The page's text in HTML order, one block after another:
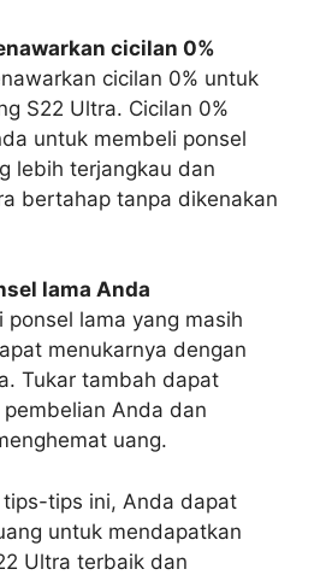
cicilan 0%
cicilan 0% untuk
S22 Ultra. Cicilan 0%
untuk membeli ponsel
lebih terjangkau dan
bertahap tanpa dikenakan
lama Anda
ponsel lama yang masih
menukarnya dengan
Tukar tambah dapat
Anda dan
uang.
tips ini, Anda dapat
untuk mendapatkan
Ultra terbaik dan